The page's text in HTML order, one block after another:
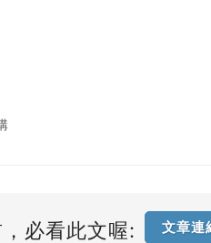
必看此文喔: 文章連